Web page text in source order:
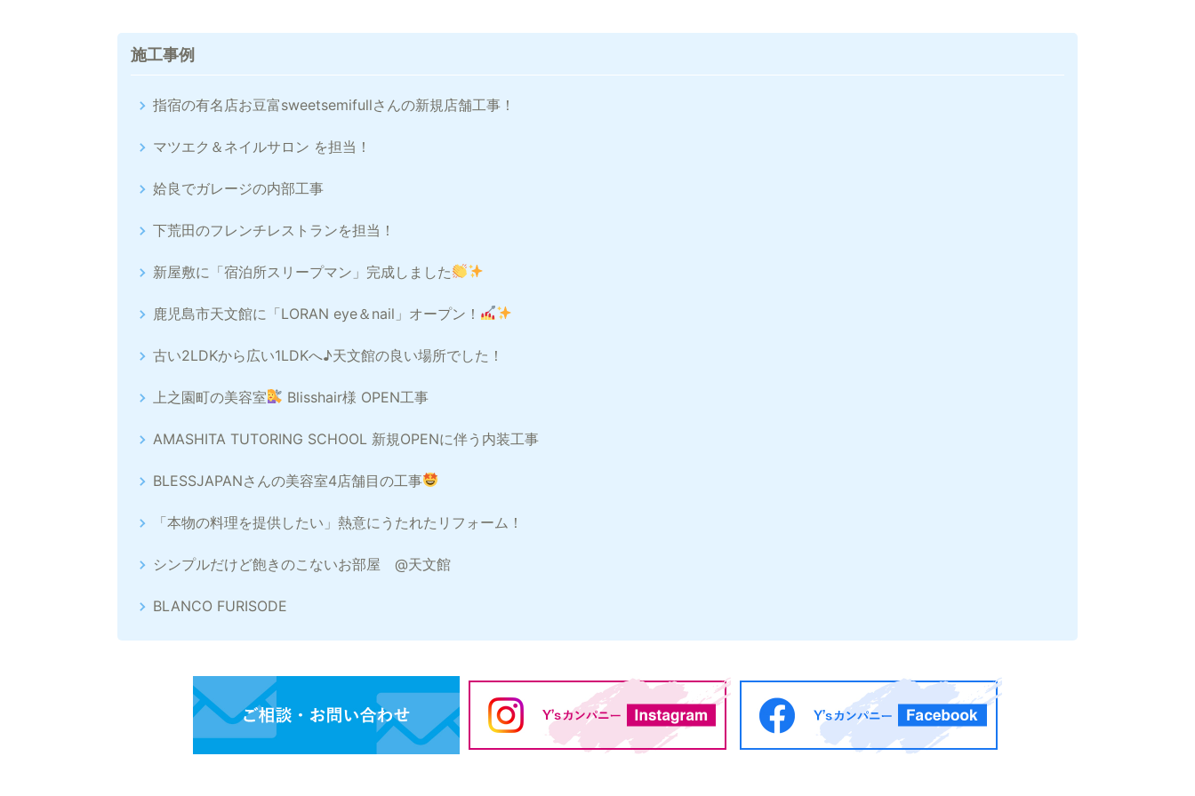
施工事例
指宿の有名店お豆富sweetsemifullさんの新規店舗工事！
マツエク＆ネイルサロン を担当！
姶良でガレージの内部工事
下荒田のフレンチレストランを担当！
新屋敷に「宿泊所スリープマン」完成しました
鹿児島市天文館に「LORAN eye＆nail」オープン！
古い2LDKから広い1LDKへ♪天文館の良い場所でした！
上之園町の美容室 Blisshair様 OPEN工事
AMASHITA TUTORING SCHOOL 新規OPENに伴う内装工事
BLESSJAPANさんの美容室4店舗目の工事
「本物の料理を提供したい」熱意にうたれたリフォーム！
シンプルだけど飽きのこないお部屋 @天文館
BLANCO FURISODE